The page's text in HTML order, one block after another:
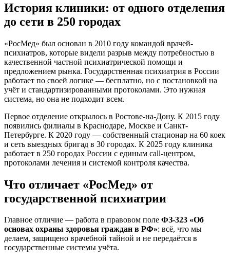
История клиники: от одного отделения
до сети в 250 городах
«РосМед» был основан в 2010 году командой врачей-
психиатров, которые видели разрыв между потребностью в
качественной частной психиатрической помощи и
предложением рынка. Государственная психиатрия в России
работает по своей логике — бесплатно, но с постановкой на
учёт и стандартизированными протоколами. Это нужная
система, но она не подходит всем.
Первое отделение открылось в Ростове-на-Дону. К 2015 году
появились филиалы в Краснодаре, Москве и Санкт-
Петербурге. К 2020 году — собственный стационар на 60 коек
и сеть выездных бригад в 30 городах. К 2025 году клиника
работает в 250 городах России с единым call-центром,
протоколами лечения и системой контроля качества.
Что отличает «РосМед» от
государственной психиатрии
Главное отличие — работа в правовом поле ФЗ-323 «Об
основах охраны здоровья граждан в РФ»: всё, что мы
делаем, защищено врачебной тайной и не передаётся в
государственные системы учёта.